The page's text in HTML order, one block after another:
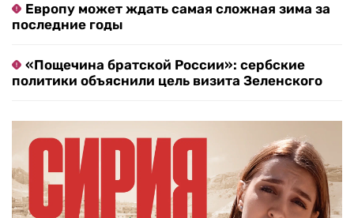
Европу может ждать самая сложная зима за
последние годы
«Пощечина братской России»: сербские
политики объяснили цель визита Зеленского